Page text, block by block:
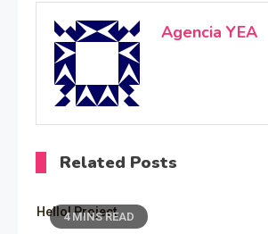
Agencia YEA
Related Posts
4 MINS READ
Hello! Project